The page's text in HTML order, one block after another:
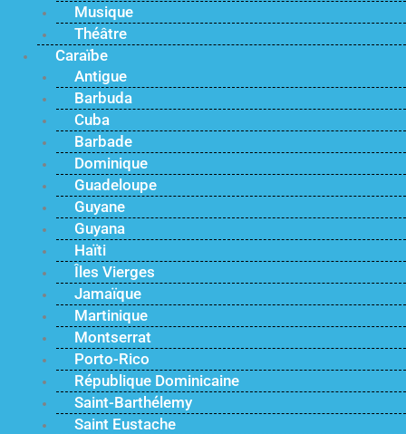
Musique
Théâtre
Caraïbe
Antigue
Barbuda
Cuba
Barbade
Dominique
Guadeloupe
Guyane
Guyana
Haïti
Îles Vierges
Jamaïque
Martinique
Montserrat
Porto-Rico
République Dominicaine
Saint-Barthélemy
Saint Eustache